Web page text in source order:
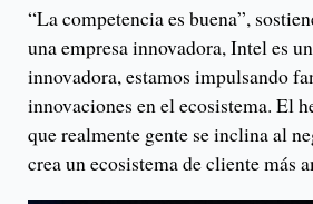
“La competencia es buena”,
una empresa innovadora, Intel es
innovadora, estamos impulsando
innovaciones en el ecosistema. El
que realmente gente se inclina al
crea un ecosistema de cliente más